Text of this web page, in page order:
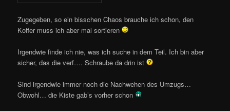
Zugegeben, so ein bisschen Chaos brauche ich schon, den
Koffer muss ich aber mal sortieren
Irgendwie finde ich nie, was ich suche in dem Teil. Ich bin aber
sicher, das die verf…. Schraube da drin ist
Sind irgendwie immer noch die Nachwehen des Umzugs…
Obwohl… die Kiste gab’s vorher schon